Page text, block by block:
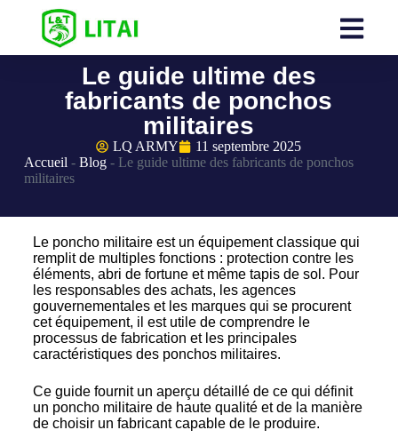
Le guide ultime des
fabricants de ponchos
militaires
LQ ARMY
11 septembre 2025
Accueil - Blog- Le guide ultime des fabricants de ponchos
militaires
Le poncho militaire est un équipement classique qui
remplit de multiples fonctions : protection contre les
éléments, abri de fortune et même tapis de sol. Pour
les responsables des achats, les agences
gouvernementales et les marques qui se procurent
cet équipement, il est utile de comprendre le
processus de fabrication et les principales
caractéristiques des ponchos militaires.
Ce guide fournit un aperçu détaillé de ce qui définit
un poncho militaire de haute qualité et de la manière
de choisir un fabricant capable de le produire.